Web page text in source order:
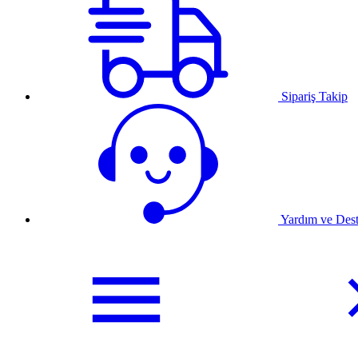
Sipariş Takip
Yardım ve